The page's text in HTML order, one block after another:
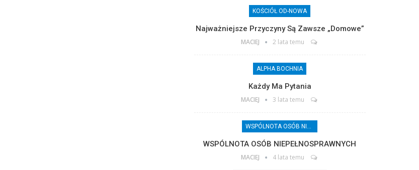
KOŚCIÓŁ OD-NOWA
Najważniejsze Przyczyny Są Zawsze „domowe”
MACIEJ 2 lata temu
ALPHA BOCHNIA
Każdy Ma Pytania
MACIEJ 3 lata temu
WSPÓLNOTA OSÓB NIEPEŁNOSPRAWNYCH
WSPÓLNOTA OSÓB NIEPEŁNOSPRAWNYCH
MACIEJ 4 lata temu